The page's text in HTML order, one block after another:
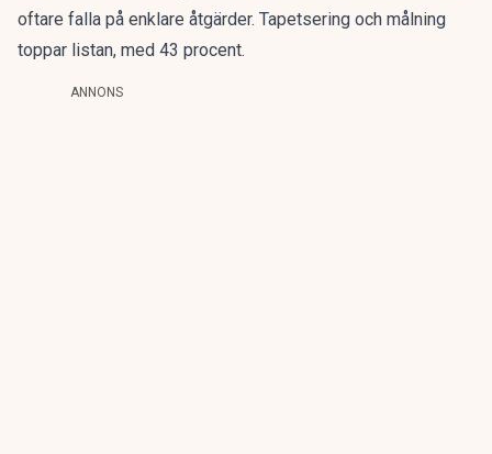
oftare falla på enklare åtgärder. Tapetsering och målning
toppar listan, med 43 procent.
ANNONS